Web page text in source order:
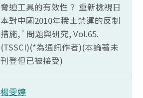
脅迫工具的有效性？ 重新檢視日
本對中國2010年稀土禁運的反制
措施, ' 問題與研究,Vol.65.
(TSSCI)(*為通訊作者)(本論著未
刊登但已被接受)
楊雯婷